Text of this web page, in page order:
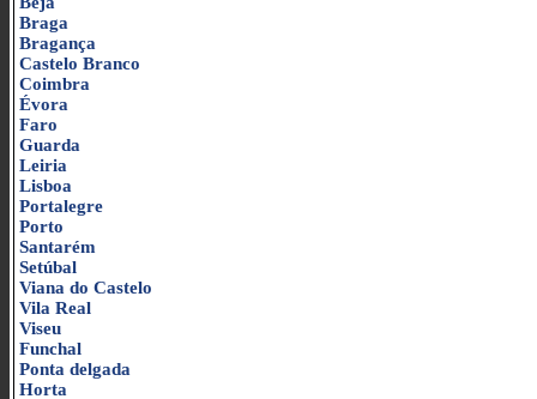
Braga
Bragança
Castelo Branco
Coimbra
Évora
Faro
Guarda
Leiria
Lisboa
Portalegre
Porto
Santarém
Setúbal
Viana do Castelo
Vila Real
Viseu
Funchal
Ponta delgada
Horta